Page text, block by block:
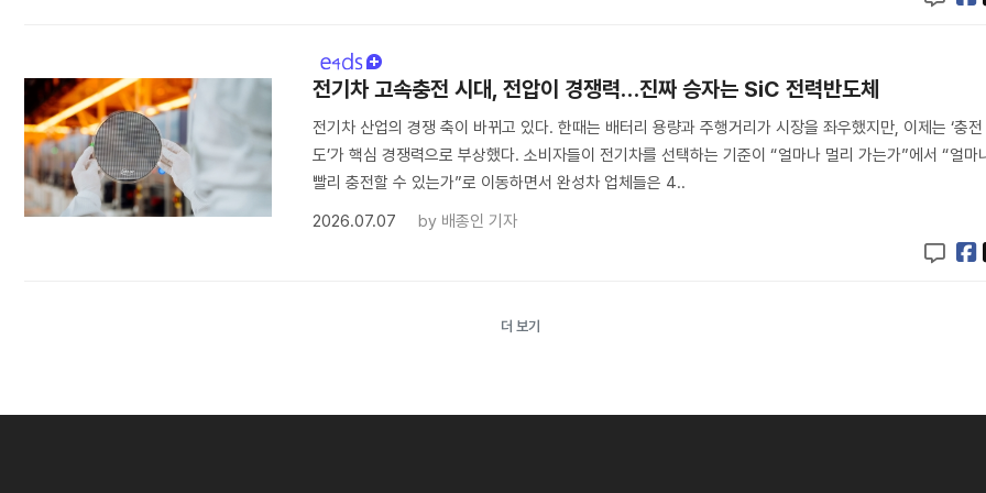
전기차 고속충전 시대, 전압이 경쟁력…진짜 승자는 SiC 전력반도체
전기차 산업의 경쟁 축이 바뀌고 있다. 한때는 배터리 용량과 주행거리가 시장을 좌우했지만, 이제는 ‘충
도’가 핵심 경쟁력으로 부상했다. 소비자들이 전기차를 선택하는 기준이 “얼마나 멀리 가는가”에서 “얼마
빨리 충전할 수 있는가”로 이동하면서 완성차 업체들은 4..
2026.07.07
by 배종인 기자
더 보기